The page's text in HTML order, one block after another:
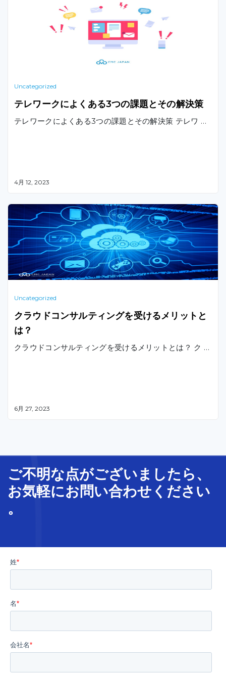
Uncategorized
テレワークによくある3つの課題とその解決策
テレワークによくある3つの課題とその解決策 テレワ …
4月 12, 2023
Uncategorized
クラウドコンサルティングを受けるメリットと
は？
クラウドコンサルティングを受けるメリットとは？ ク …
6月 27, 2023
ご不明な点がございましたら、
お気軽にお問い合わせ ください
。